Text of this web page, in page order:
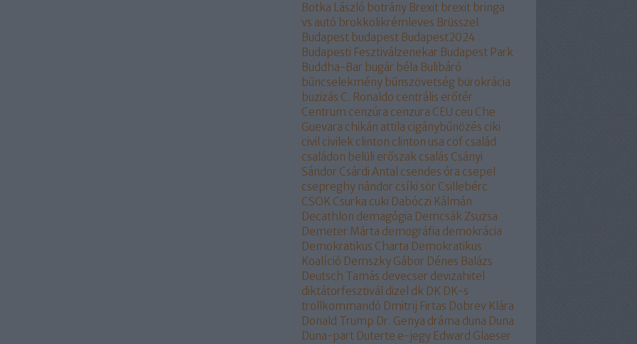
Botka László botrány Brexit brexit bringa
vs autó brokkolikrémleves Brüsszel
Budapest budapest Budapest2024
Budapesti Fesztiválzenekar Budapest Park
Buddha-Bar bugár béla Bulibáró
bűncselekmény bűnszövetség bürokrácia
buzizás C. Ronaldo centrális erőtér
Centrum cenzúra cenzura CEU ceu Che
Guevara chikán attila cigánybűnözés ciki
civil civilek clinton clinton usa cöf család
családon belüli erőszak csalás Csányi
Sándor Csárdi Antal csendes óra csepel
csepreghy nándor csíki sör Csillebérc
CSOK Csurka cuki Dabóczi Kálmán
Decathlon demagógia Demcsák Zsuzsa
Demeter Márta demográfia demokrácia
Demokratikus Charta Demokratikus
Koalíció Demszky Gábor Dénes Balázs
Deutsch Tamás devecser devizahitel
diktátorfesztivál dizel dk DK DK-s
trollkommandó Dmitrij Firtas Dobrev Klára
Donald Trump Dr. Genya dráma duna Duna
Duna-part Duterte e-jegy Edward Glaeser